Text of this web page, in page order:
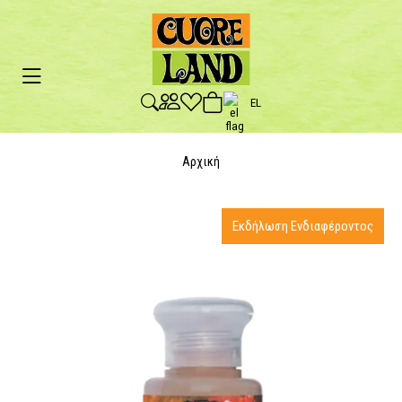
EL
Αρχική
Εκδήλωση Ενδιαφέροντος